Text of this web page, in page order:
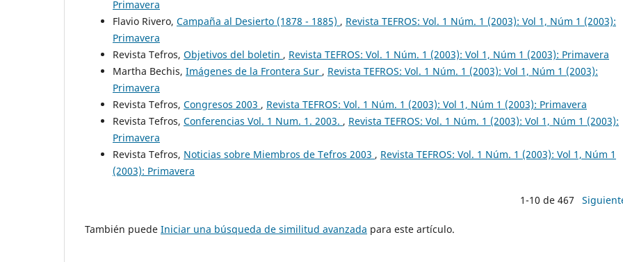
Primavera
Flavio Rivero, Campaña al Desierto (1878 - 1885) , Revista TEFROS: Vol. 1 Núm. 1 (2003): Vol 1, Núm 1 (2003):
Primavera
Revista Tefros, Objetivos del boletin , Revista TEFROS: Vol. 1 Núm. 1 (2003): Vol 1, Núm 1 (2003): Primavera
Martha Bechis, Imágenes de la Frontera Sur , Revista TEFROS: Vol. 1 Núm. 1 (2003): Vol 1, Núm 1 (2003):
Primavera
Revista Tefros, Congresos 2003 , Revista TEFROS: Vol. 1 Núm. 1 (2003): Vol 1, Núm 1 (2003): Primavera
Revista Tefros, Conferencias Vol. 1 Num. 1. 2003. , Revista TEFROS: Vol. 1 Núm. 1 (2003): Vol 1, Núm 1 (2003):
Primavera
Revista Tefros, Noticias sobre Miembros de Tefros 2003 , Revista TEFROS: Vol. 1 Núm. 1 (2003): Vol 1, Núm 1
(2003): Primavera
1-10 de 467
También puede Iniciar una búsqueda de similitud avanzada para este artículo.